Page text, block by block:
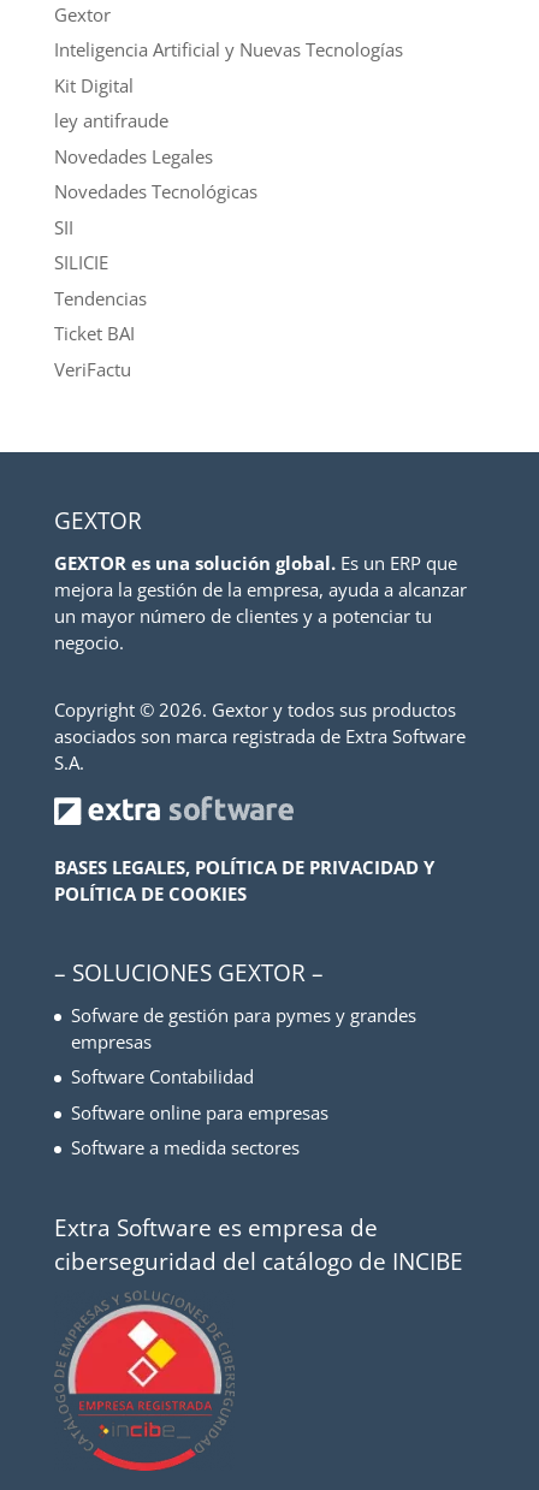
Gextor
Inteligencia Artificial y Nuevas Tecnologías
Kit Digital
ley antifraude
Novedades Legales
Novedades Tecnológicas
SII
SILICIE
Tendencias
Ticket BAI
VeriFactu
GEXTOR
GEXTOR es una solución global.Es un ERP que
mejora la gestión de la empresa, ayuda a alcanzar
un mayor número de clientes y a potenciar tu
negocio.
Copyright © 2026. Gextor y todos sus productos
asociados son marca registrada de Extra Software
S.A.
BASES LEGALES, POLÍTICA DE PRIVACIDAD Y
POLÍTICA DE COOKIES
– SOLUCIONES GEXTOR –
Sofware de gestión para pymes y grandes
empresas
Software Contabilidad
Software online para empresas
Software a medida sectores
Extra Software es empresa de
ciberseguridad del catálogo de INCIBE